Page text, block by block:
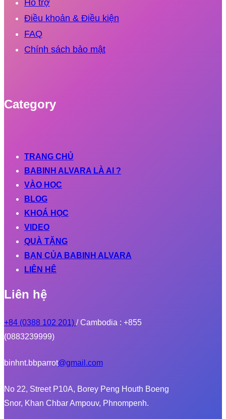
Hỗ trợ
Điều khoản & Điều kiện
FAQ
Chính sách bảo mật
Category
TRANG CHỦ
BABINH ALVARA LÀ AI ?
VÀO HỌC
BLOG
KHOÁ HỌC
VIDEO
QUÀ TẶNG
BẠN CỦA BABINH ALVARA
LIÊN HỆ
Liên hệ
+84 (0388 102 201) / Cambodia : +855
(0883239999)
binhnt.bbparrot@gmail.com
No 22, Street P10A, Borey Peng Houth Boeng
Snor, Khan Chbar Ampouv, Phnompenh.